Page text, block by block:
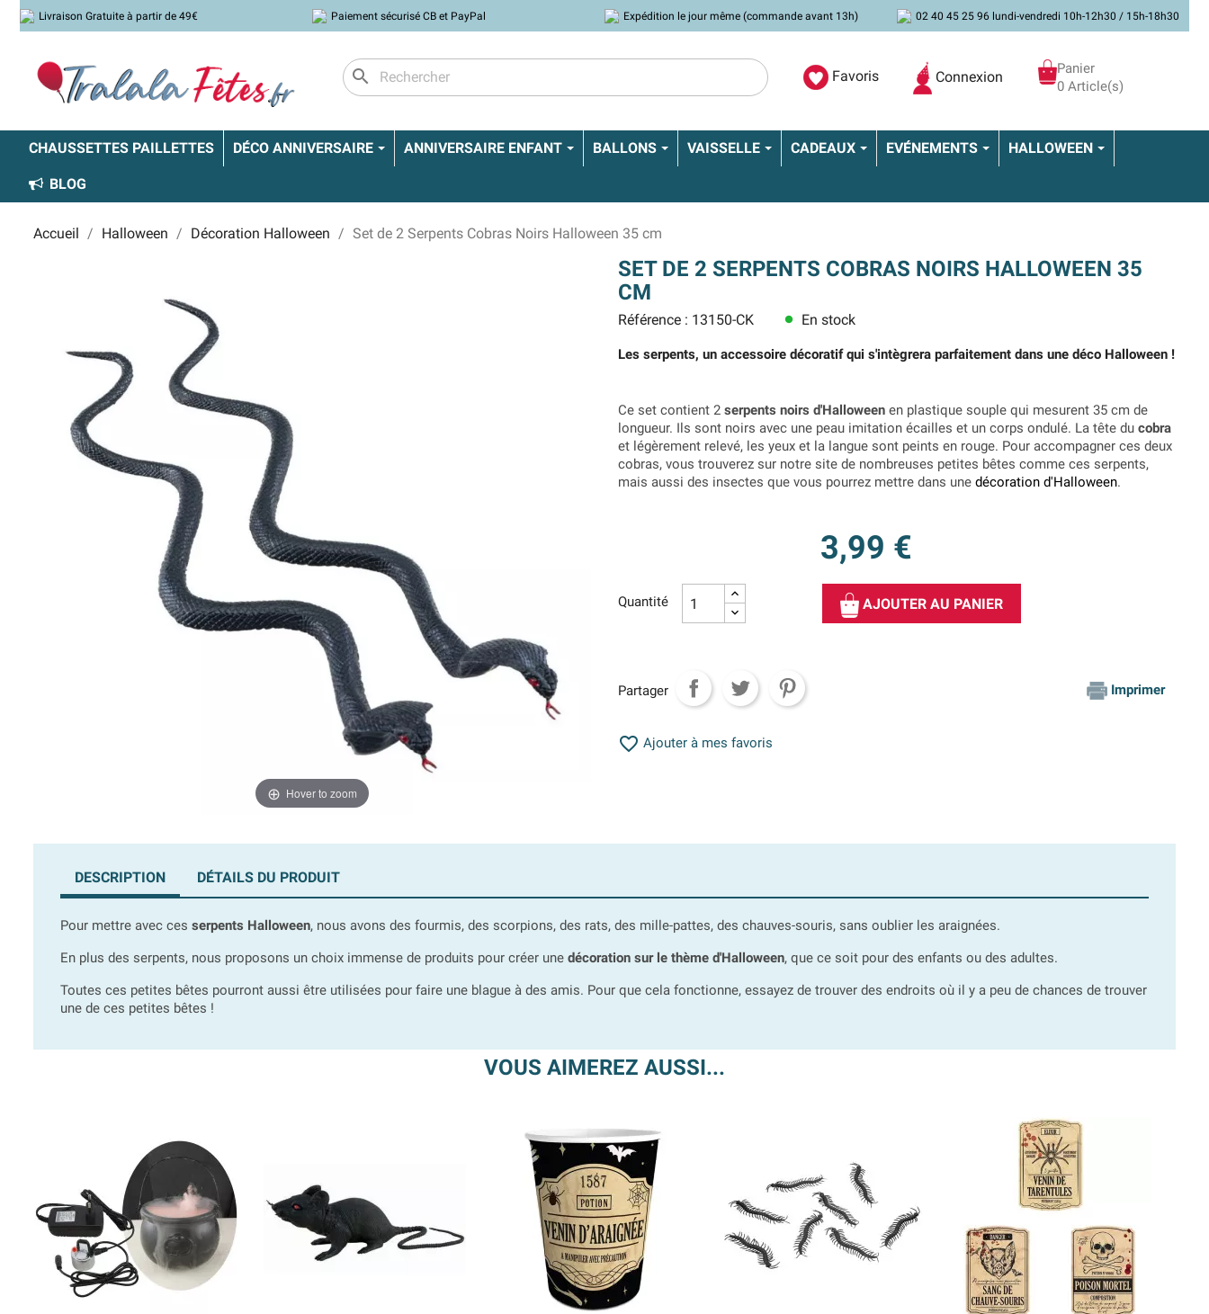
Livraison Gratuite à partir de 49€ Paiement sécurisé CB et PayPal Expédition le jour même (commande avant 13h) 02 40 45 25 96 lundi-vendredi 10h-12h30 / 15h-18h30
search Favoris Connexion
Panier
0 Article(s)
CHAUSSETTES PAILLETTES DÉCO ANNIVERSAIRE ANNIVERSAIRE ENFANT BALLONS VAISSELLE CADEAUX EVÉNEMENTS HALLOWEEN
BLOG
Accueil Halloween Décoration Halloween Set de 2 Serpents Cobras Noirs Halloween 35 cm
Hover to zoom
SET DE 2 SERPENTS COBRAS NOIRS HALLOWEEN 35
CM
Référence : 13150-CK lens En stock
Les serpents, un accessoire décoratif qui s'intègrera parfaitement dans une déco Halloween !
Ce set contient 2 serpents noirs d'Halloween en plastique souple qui mesurent 35 cm de
longueur. Ils sont noirs avec une peau imitation écailles et un corps ondulé. La tête du cobra
et légèrement relevé, les yeux et la langue sont peints en rouge. Pour accompagner ces deux
cobras, vous trouverez sur notre site de nombreuses petites bêtes comme ces serpents,
mais aussi des insectes que vous pourrez mettre dans une décoration d'Halloween.
3,99 €
Quantité AJOUTER AU PANIER
Partager Imprimer
 Ajouter à mes favoris
DESCRIPTION DÉTAILS DU PRODUIT
Pour mettre avec ces serpents Halloween, nous avons des fourmis, des scorpions, des rats, des mille-pattes, des chauves-souris, sans oublier les araignées.
En plus des serpents, nous proposons un choix immense de produits pour créer une décoration sur le thème d'Halloween, que ce soit pour des enfants ou des adultes.
Toutes ces petites bêtes pourront aussi être utilisées pour faire une blague à des amis. Pour que cela fonctionne, essayez de trouver des endroits où il y a peu de chances de trouver
une de ces petites bêtes !
VOUS AIMEREZ AUSSI...